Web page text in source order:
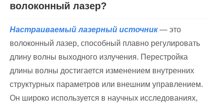
волоконный лазер?
Настраиваемый лазерный источник— это
волоконный лазер, способный плавно регулировать
длину волны выходного излучения. Перестройка
длины волны достигается изменением внутренних
структурных параметров или внешним управлением.
Он широко используется в научных исследованиях,